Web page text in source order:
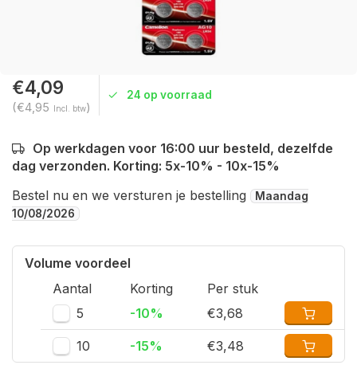
€4,09
(€4,95 Incl. btw)
24 op voorraad
Op werkdagen voor 16:00 uur besteld, dezelfde
dag verzonden. Korting: 5x-10% - 10x-15%
Bestel nu en we versturen je bestelling
Maandag
10/08/2026
Volume voordeel
Aantal
Korting
Per stuk
5
-10% €3,68
10 -15% €3,48